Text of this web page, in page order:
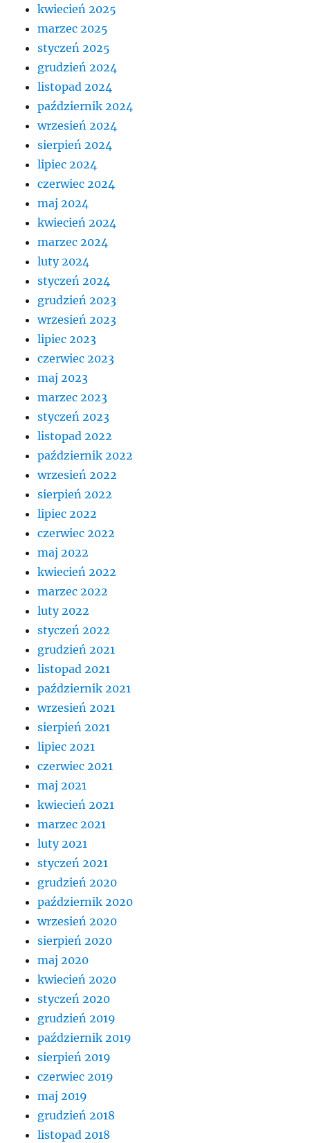
kwiecień 2025
marzec 2025
styczeń 2025
grudzień 2024
listopad 2024
październik 2024
wrzesień 2024
sierpień 2024
lipiec 2024
czerwiec 2024
maj 2024
kwiecień 2024
marzec 2024
luty 2024
styczeń 2024
grudzień 2023
wrzesień 2023
lipiec 2023
czerwiec 2023
maj 2023
marzec 2023
styczeń 2023
listopad 2022
październik 2022
wrzesień 2022
sierpień 2022
lipiec 2022
czerwiec 2022
maj 2022
kwiecień 2022
marzec 2022
luty 2022
styczeń 2022
grudzień 2021
listopad 2021
październik 2021
wrzesień 2021
sierpień 2021
lipiec 2021
czerwiec 2021
maj 2021
kwiecień 2021
marzec 2021
luty 2021
styczeń 2021
grudzień 2020
październik 2020
wrzesień 2020
sierpień 2020
maj 2020
kwiecień 2020
styczeń 2020
grudzień 2019
październik 2019
sierpień 2019
czerwiec 2019
maj 2019
grudzień 2018
listopad 2018